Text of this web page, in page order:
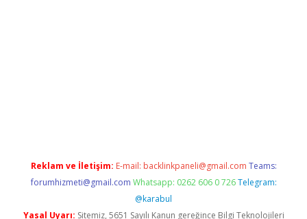
Reklam ve İletişim: E-mail: backlinkpaneli@gmail.com Teams:
forumhizmeti@gmail.com Whatsapp: 0262 606 0 726 Telegram:
@karabul
Yasal Uyarı: Sitemiz, 5651 Sayılı Kanun gereğince Bilgi Teknolojileri